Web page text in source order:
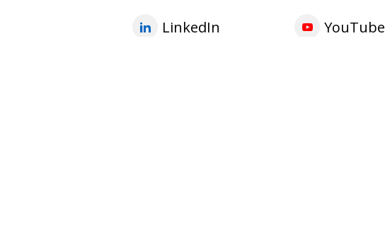
LinkedIn YouTube